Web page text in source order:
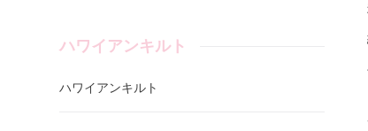
ハワイアンキルト
ハワイアンキルト